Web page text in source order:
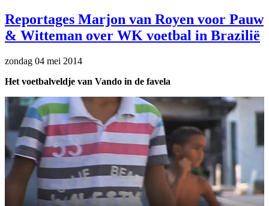
Reportages Marjon van Royen voor Pauw
& Witteman over WK voetbal in Brazilië
zondag 04 mei 2014
Het voetbalveldje van Vando in de favela